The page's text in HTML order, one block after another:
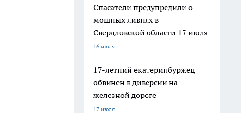
Спасатели предупредили о
мощных ливнях в
Свердловской области 17 июля
16 июля
17-летний екатеринбуржец
обвинен в диверсии на
железной дороге
17 июля